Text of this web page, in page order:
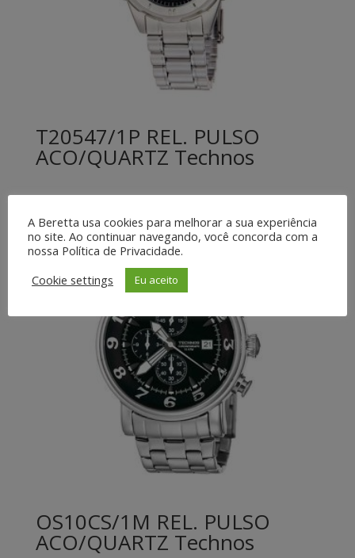
T20547/1P REL. PULSO
ACO/QUARTZ Technos
OS10CS/1M REL. PULSO
ACO/QUARTZ Technos
A Beretta usa cookies para melhorar a sua experiência
no site. Ao continuar navegando, você concorda com a
nossa Política de Privacidade.
Cookie settings
Eu aceito